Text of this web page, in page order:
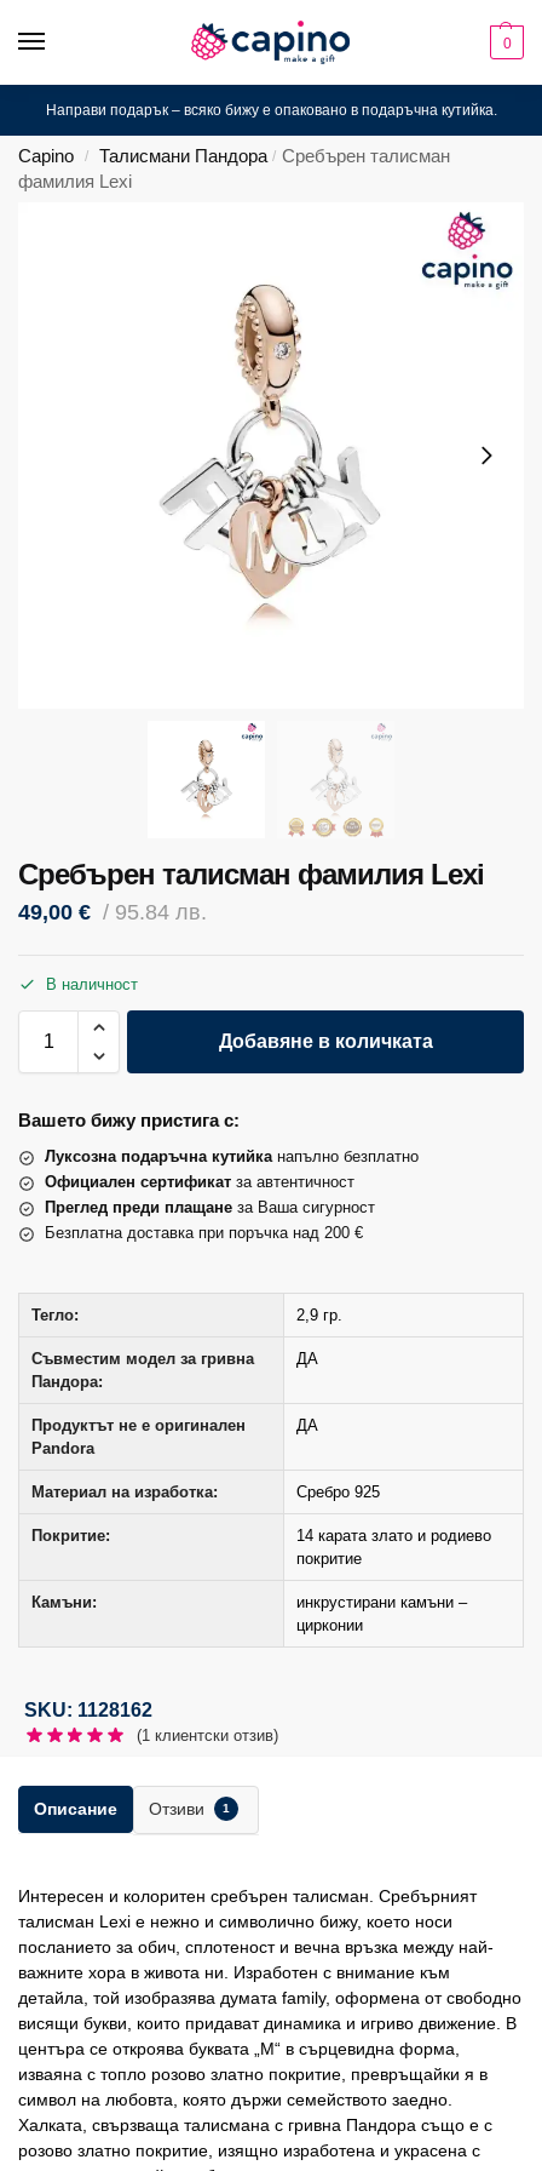
0
Направи подарък – всяко бижу е опаковано в подаръчна кутийка.
Capino / Талисмани Пандора / Сребърен талисман
фамилия Lexi
Сребърен талисман фамилия Lexi
49,00 € / 95.84 лв.
В наличност
Добавяне в количката
Вашето бижу пристига с:
Луксозна подаръчна кутийканапълно безплатно
Официален сертификат за автентичност
Преглед преди плащане за Ваша сигурност
Безплатна доставка при поръчка над 200 €
Тегло: 2,9 гр.
Съвместим модел за гривна
Пандора:
ДА
Продуктът не е оригинален
Pandora
ДА
Материал на изработка: Сребро 925
Покритие:
14 карата злато и родиево
покритие
Камъни:
инкрустирани камъни –
цирконии
SKU: 1128162
(1 клиентски отзив)
Описание Отзиви 1
Интересен и колоритен сребърен талисман. Сребърният
талисман Lexi е нежно и символично бижу, което носи
посланието за обич, сплотеност и вечна връзка между най-
важните хора в живота ни. Изработен с внимание към
детайла, той изобразява думата family, оформена от свободно
висящи букви, които придават динамика и игриво движение. В
центъра се откроява буквата „М“ в сърцевидна форма,
изваяна с топло розово златно покритие, превръщайки я в
символ на любовта, която държи семейството заедно.
Халката, свързваща талисмана с гривна Пандора също е с
розово златно покритие, изящно изработена и украсена с